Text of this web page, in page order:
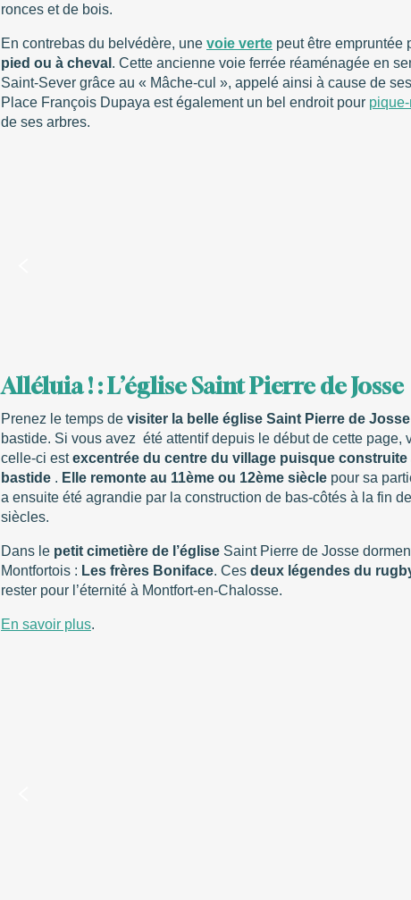
ronces et de bois.
En contrebas du belvédère, une voie verte peut être empruntée
pied ou à cheval . Cette ancienne voie ferrée réaménagée en
Saint-Sever grâce au « Mâche-cul », appelé ainsi à cause de
Place François Dupaya est également un bel endroit pour
de ses arbres.
Alléluia ! : L’église Saint Pierre de Josse
Prenez le temps de visiter la belle église Saint Pierre de Josse
bastide. Si vous avez été attentif depuis le début de cette page,
celle-ci estexcentrée du centre du village puisque construite
bastide . Elle remonte au 11ème ou 12ème siècle pour sa
a ensuite été agrandie par la construction de bas-côtés à la fin
siècles.
Dans le petit cimetière de l’église Saint Pierre de Josse
Montfortois : Les frères Boniface. Ces deux légendes du
rester pour l’éternité à Montfort-en-Chalosse.
En savoir plus.